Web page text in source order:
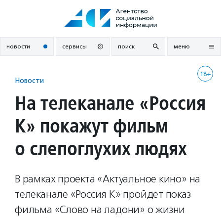
новости сервисы поиск меню
18+
Новости
На телеканале «Россия
К» покажут фильм
о слепоглухих людях
В рамках проекта «Актуальное кино» на
телеканале «Россия К» пройдет показ
фильма «Слово на ладони» о жизни